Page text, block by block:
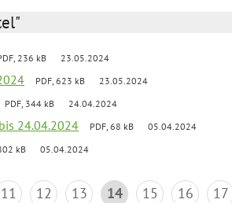
236 kB 23.05.2024
PDF, 623 kB 23.05.2024
PDF, 344 kB 24.04.2024
24.04.2024 PDF, 68 kB 05.04.2024
kB 05.04.2024
11 12 13 14 15 16 17